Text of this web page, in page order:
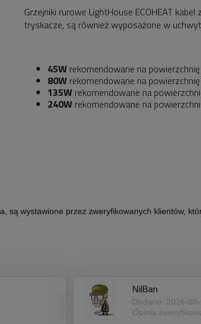
Grzejniki rurowe LightHouse ECOHEAT
tryskacze, są również wyposażone w
45W rekomendowane na powierzchnię
80W rekomendowane na powierzchnię
135W rekomendowane na
240W rekomendowane na
są wystawione przez zweryfikowanych klientów,
NilBan
Dodano: 2026-
Opinia